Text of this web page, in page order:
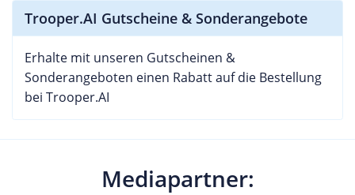
Trooper.AI Gutscheine & Sonderangebote
Erhalte mit unseren Gutscheinen &
Sonderangeboten einen Rabatt auf die Bestellung
bei Trooper.AI
Mediapartner: